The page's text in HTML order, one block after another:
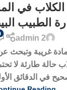
في
الطبيب
admin 2
غريبة وتبحث
حالة طارئة لا
في الدقائق